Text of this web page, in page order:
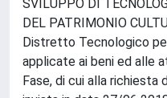
SVILUPPO DI
DEL PATRIMONIO
Distretto Tecnologico
applicate ai beni ed alle
Fase, di cui alla richiesta